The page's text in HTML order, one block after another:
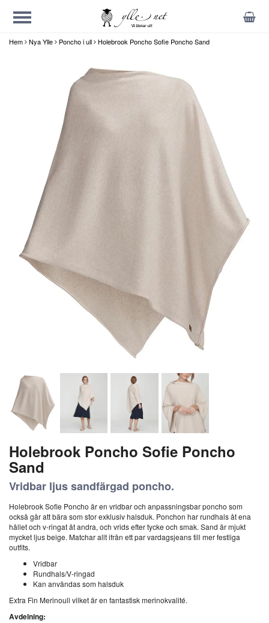
Hem Nya Ylle Poncho i ull Holebrook Poncho Sofie Poncho Sand
Holebrook Poncho Sofie Poncho
Sand
Vridbar ljus sandfärgad poncho.
Holebrook Sofie Poncho är en vridbar och anpassningsbar poncho som
också går att bära som stor exklusiv halsduk. Ponchon har rundhals åt ena
hållet och v-ringat åt andra, och vrids efter tycke och smak. Sand är mjukt
mycket ljus beige. Matchar allt ifrån ett par vardagsjeans till mer festliga
outfits.
Vridbar
Rundhals/V-ringad
Kan användas som halsduk
Extra Fin Merinoull vilket är en fantastisk merinokvalité.
Avdelning: